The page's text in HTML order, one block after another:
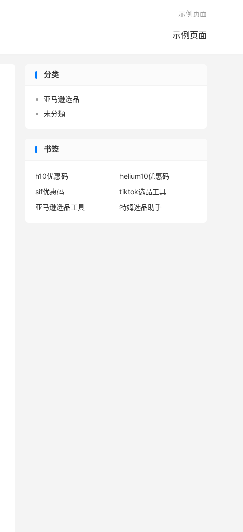
示例页面
示例页面
分类
亚马逊选品
未分類
书签
h10优惠码
helium10优惠码
sif优惠码
tiktok选品工具
亚马逊选品工具
特姆选品助手